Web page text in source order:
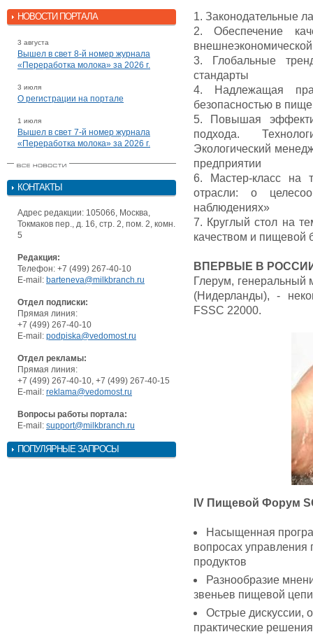
НОВОСТИ ПОРТАЛА
3 августа
Вышел в свет 8-й номер журнала
«Переработка молока» за 2026 г.
3 июля
О регистрации на портале
1 июля
Вышел в свет 7-й номер журнала
«Переработка молока» за 2026 г.
КОНТАКТЫ
Адрес редакции: 105066, Москва,
Токмаков пер., д. 16, стр. 2, пом. 2, комн.
5
Редакция:
Телефон: +7 (499) 267-40-10
E-mail: barteneva@milkbranch.ru
Отдел подписки:
Прямая линия:
+7 (499) 267-40-10
E-mail: podpiska@vedomost.ru
Отдел рекламы:
Прямая линия:
+7 (499) 267-40-10, +7 (499) 267-40-15
E-mail: reklama@vedomost.ru
Вопросы работы портала:
E-mail: support@milkbranch.ru
ПОПУЛЯРНЫЕ ЗАПРОСЫ
1. Законодательные
2. Обеспечение
3. Глобальные
стандарты
4. Надлежащая
безопасностью в
5. Повышая
подхода.
Экологический
предприятии
6. Мастер-класс на
отрасли: о
наблюдениях»
7. Круглый стол на
качеством и пищевой
ВПЕРВЫЕ В
Глерум, генеральный
(Нидерланды), -
FSSC 22000.
IV Пищевой Форум
Насыщенная
вопросах
продуктов
Разнообразие
звеньев пищевой цепи
Острые дискуссии,
практические